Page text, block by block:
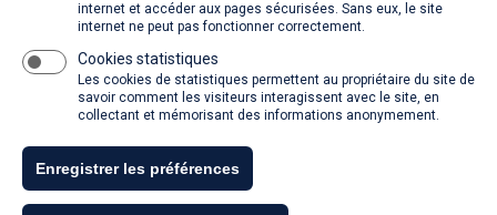
La SACD partout, quand vous voulez
Tous droits réservés - SACD 2021
internet et accéder aux pages sécurisées. Sans eux, le site
internet ne peut pas fonctionner correctement.
Cookies statistiques
Les cookies de statistiques permettent au propriétaire du site de
savoir comment les visiteurs interagissent avec le site, en
collectant et mémorisant des informations anonymement.
Enregistrer les préférences